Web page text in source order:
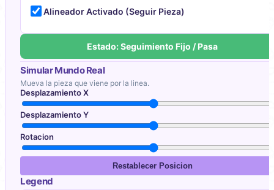
Alineador Activado (Seguir Pieza)
Estado: Seguimiento Fijo / Pasa
Simular Mundo Real
Mueva la pieza que viene por la linea.
Desplazamiento X
Desplazamiento Y
Rotacion
Restablecer Posicion
Legend